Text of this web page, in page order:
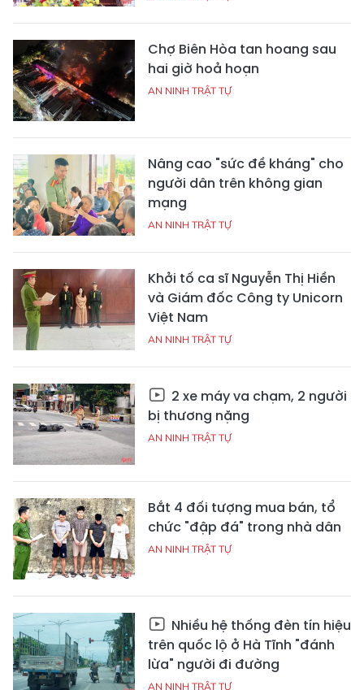
Chợ Biên Hòa tan hoang sau
hai giờ hoả hoạn
AN NINH TRẬT TỰ
Nâng cao "sức đề kháng" cho
người dân trên không gian
mạng
AN NINH TRẬT TỰ
Khởi tố ca sĩ Nguyễn Thị Hiền
và Giám đốc Công ty Unicorn
Việt Nam
AN NINH TRẬT TỰ
2 xe máy va chạm, 2 người
bị thương nặng
AN NINH TRẬT TỰ
Bắt 4 đối tượng mua bán, tổ
chức "đập đá" trong nhà dân
AN NINH TRẬT TỰ
Nhiều hệ thống đèn tín hiệu
trên quốc lộ ở Hà Tĩnh "đánh
lừa" người đi đường
AN NINH TRẬT TỰ